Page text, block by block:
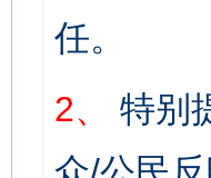
任。
2、
特别